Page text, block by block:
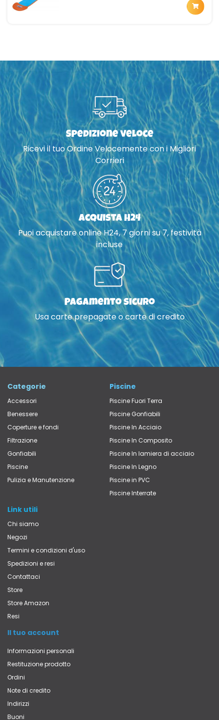
Spedizione veloce
Ricevi il tuo Ordine Velocemente con i Migliori
Corrieri
Acquista H24
Puoi acquistare online H24, 7 giorni su 7, festività
incluse
Pagamento sicuro
Usa carte prepagate o carte di credito
Categorie
Accessori
Benessere
Coperture e fondi
Filtrazione
Gonfiabili
Piscine
Pulizia e Manutenzione
Piscine
Piscine Fuori Terra
Piscine Gonfiabili
Piscine In Acciaio
Piscine In Composito
Piscine In lamiera di acciaio
Piscine In Legno
Piscine in PVC
Piscine Interrate
Link utili
Chi siamo
Negozi
Termini e condizioni d'uso
Spedizioni e resi
Contattaci
Store
Store Amazon
Resi
Il tuo account
Informazioni personali
Restituzione prodotto
Ordini
Note di credito
Indirizzi
Buoni